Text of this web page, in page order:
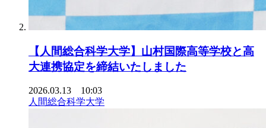
【人間総合科学大学】山村国際高等学校と高
大連携協定を締結いたしました
2026.03.13 10:03
人間総合科学大学